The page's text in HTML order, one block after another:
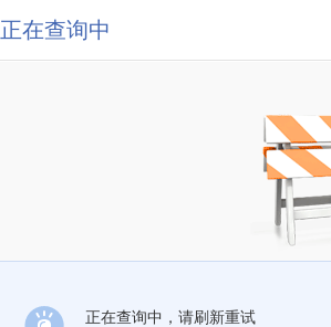
正在查询中
正在查询中，请刷新重试